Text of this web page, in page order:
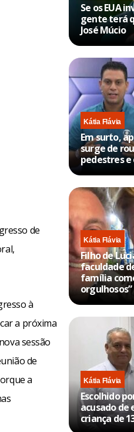
de
à
a próxima
sessão
de
a
Se os EUA
gente terá
José Múcio
Kátia Flávia
Em surto,
surge de
pedestres e
Kátia Flávia
Filho de
faculdade
família
orgulhosos”
Kátia Flávia
Escolhido
acusado de
criança de